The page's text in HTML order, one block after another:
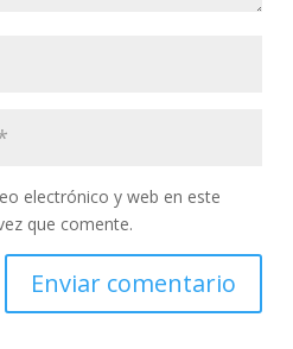
electrónico y web en este
que comente.